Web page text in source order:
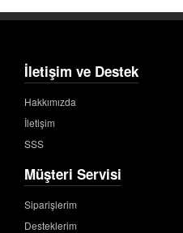
İletişim ve Destek
Hakkımızda
İletişim
SSS
Müşteri Servisi
Siparişlerim
Desteklerim